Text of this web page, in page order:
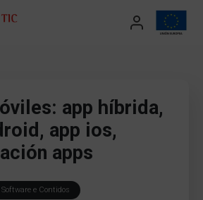
app híbrida,
app ios,
apps
e Contidos